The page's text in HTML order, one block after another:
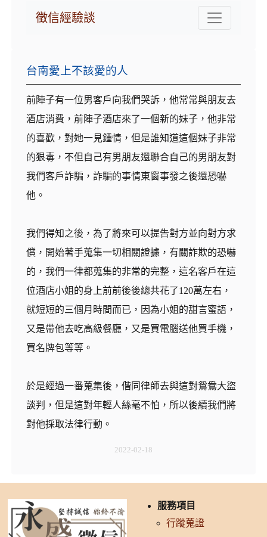
徵信經驗談
台南愛上不該愛的人
前陣子有一位男客戶向我們哭訴，他常常與朋友去
酒店消費，前陣子酒店來了一個新的妹子，他非常
的喜歡，對她一見鍾情，但是誰知道這個妹子非常
的狠毒，不但自己有男朋友還聯合自己的男朋友對
我們客戶詐騙，詐騙的事情東窗事發之後還恐嚇
他。
我們得知之後，為了將來可以提告對方並向對方求
償，開始著手蒐集一切相關證據，有關詐欺的恐嚇
的，我們一律都蒐集的非常的完整，這名客戶在這
位酒店小姐的身上前前後後總共花了120萬左右，
就短短的三個月時間而已，因為小姐的甜言蜜語，
又是帶他去吃高級餐廳，又是買電腦送他買手機，
買名牌包等等。
於是經過一番蒐集後，偕同律師去與這對鴛鴦大盜
談判，但是這對年輕人絲毫不怕，所以後續我們將
對他採取法律行動。
2022-02-18
服務項目
行蹤蒐證